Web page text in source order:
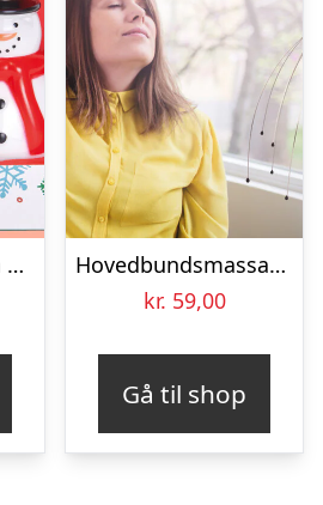
Julesæbe & Lotion Gavesæt
Hovedbundsmassager
kr. 59,00
Gå til shop